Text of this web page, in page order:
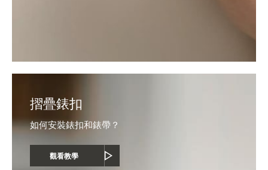
摺疊錶扣
如何安裝錶扣和錶帶？
觀看教學